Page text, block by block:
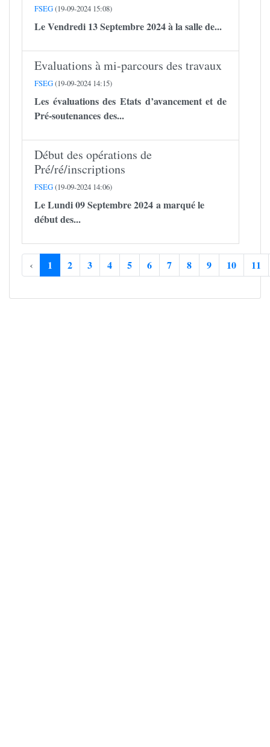
FSEG(19-09-2024 15:08)
Le Vendredi 13 Septembre 2024 à la salle de...
Evaluations à mi-parcours des travaux
FSEG(19-09-2024 14:15)
Les évaluations des Etats d’avancement et de
Pré-soutenances des...
Début des opérations de
Pré/ré/inscriptions
FSEG(19-09-2024 14:06)
Le Lundi 09 Septembre 2024 a marqué le
début des...
‹ 1 2 3 4 5 6 7 8 9 10 11